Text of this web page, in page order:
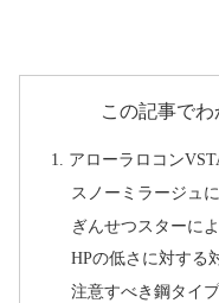
この記事でわ
1. アローラロコン
スノーミラージュ
ぎんせつスターに
HPの低さに対する
注意すべき鋼タイ